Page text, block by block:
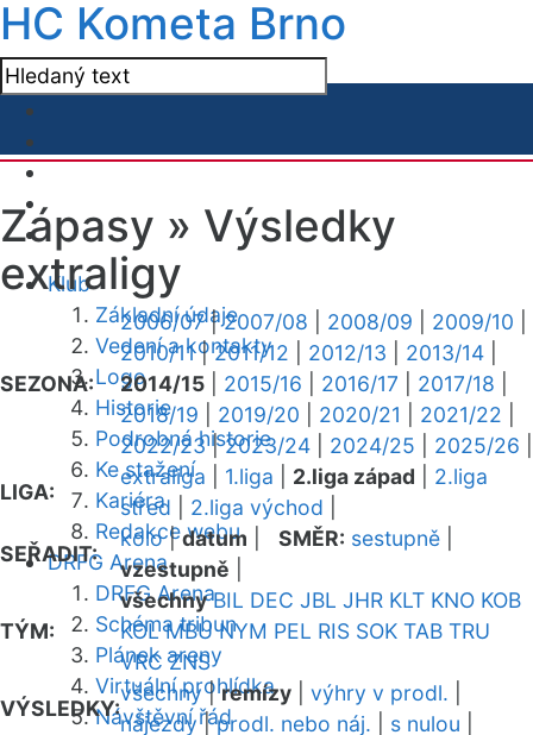
HC Kometa Brno
Klub
Základní údaje
Vedení a kontakty
Logo
Historie
Podrobná historie
Ke stažení
Kariéra
Redakce webu
DRFG Arena
DRFG Arena
Schéma tribun
Plánek areny
Virtuální prohlídka
Návštěvní řád
Zápasy » Výsledky
extraligy
SEZONA:
2006/07|2007/08 2008/09 2009/10
2010/11|2011/12 2012/13 2013/14
2014/15
2015/16 2016/17 2017/18
2018/19
2019/20 2020/21 2021/22
2022/23|2023/24 2024/25 2025/26
LIGA:
extraliga 1.liga 2.liga západ
2.liga
střed
2.liga východ
SEŘADIT:
kolo|datum SMĚR: sestupně
vzestupně
TÝM:
všechny BIL DEC JBL JHR KLT KNO KOB
KOL MBU NYM PEL RIS SOK TAB TRU
VRC ZNS
VÝSLEDKY:
všechny|remízy výhry v prodl.
nájezdy|prodl. nebo náj. s nulou